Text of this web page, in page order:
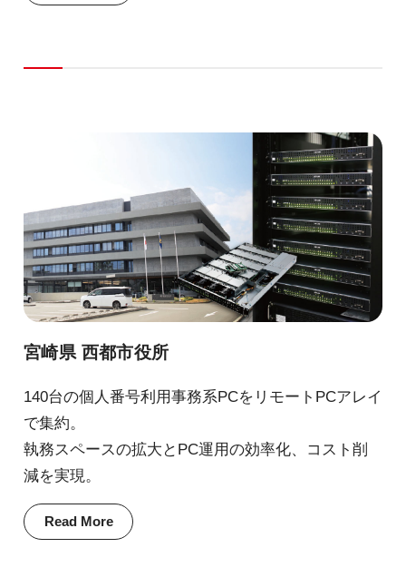
宮崎県 西都市役所
140台の個人番号利用事務系PCをリモートPCアレイ
で集約。
執務スペースの拡大とPC運用の効率化、コスト削
減を実現。
Read More